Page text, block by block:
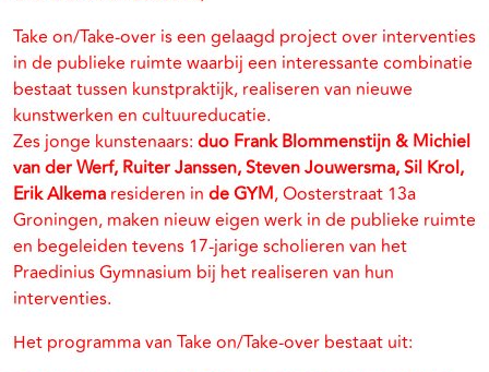
Take on/Take-over is een gelaagd project over interventies
in de publieke ruimte waarbij een interessante combinatie
bestaat tussen kunstpraktijk, realiseren van nieuwe
kunstwerken en cultuureducatie.
Zes jonge kunstenaars: duo Frank Blommenstijn & Michiel
van der Werf, Ruiter Janssen, Steven Jouwersma, Sil Krol,
Erik Alkema resideren in de GYM, Oosterstraat 13a
Groningen, maken nieuw eigen werk in de publieke ruimte
en begeleiden tevens 17-jarige scholieren van het
Praedinius Gymnasium bij het realiseren van hun
interventies.
Het programma van Take on/Take-over bestaat uit: